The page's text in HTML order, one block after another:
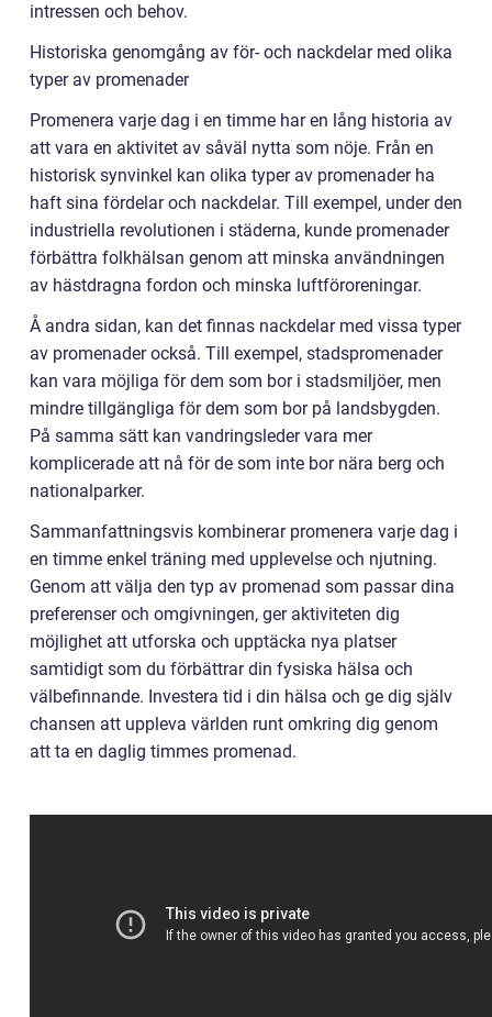
intressen och behov.
Historiska genomgång av för- och nackdelar med olika
typer av promenader
Promenera varje dag i en timme har en lång historia av
att vara en aktivitet av såväl nytta som nöje. Från en
historisk synvinkel kan olika typer av promenader ha
haft sina fördelar och nackdelar. Till exempel, under den
industriella revolutionen i städerna, kunde promenader
förbättra folkhälsan genom att minska användningen
av hästdragna fordon och minska luftföroreningar.
Å andra sidan, kan det finnas nackdelar med vissa typer
av promenader också. Till exempel, stadspromenader
kan vara möjliga för dem som bor i stadsmiljöer, men
mindre tillgängliga för dem som bor på landsbygden.
På samma sätt kan vandringsleder vara mer
komplicerade att nå för de som inte bor nära berg och
nationalparker.
Sammanfattningsvis kombinerar promenera varje dag i
en timme enkel träning med upplevelse och njutning.
Genom att välja den typ av promenad som passar dina
preferenser och omgivningen, ger aktiviteten dig
möjlighet att utforska och upptäcka nya platser
samtidigt som du förbättrar din fysiska hälsa och
välbefinnande. Investera tid i din hälsa och ge dig själv
chansen att uppleva världen runt omkring dig genom
att ta en daglig timmes promenad.